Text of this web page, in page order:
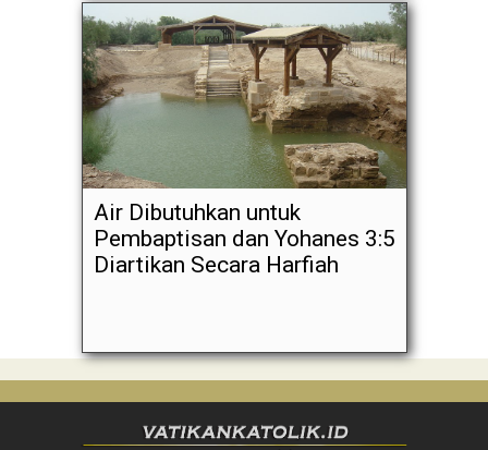
Air Dibutuhkan untuk
Pembaptisan dan Yohanes 3:5
Diartikan Secara Harfiah